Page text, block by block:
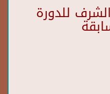
للدورة